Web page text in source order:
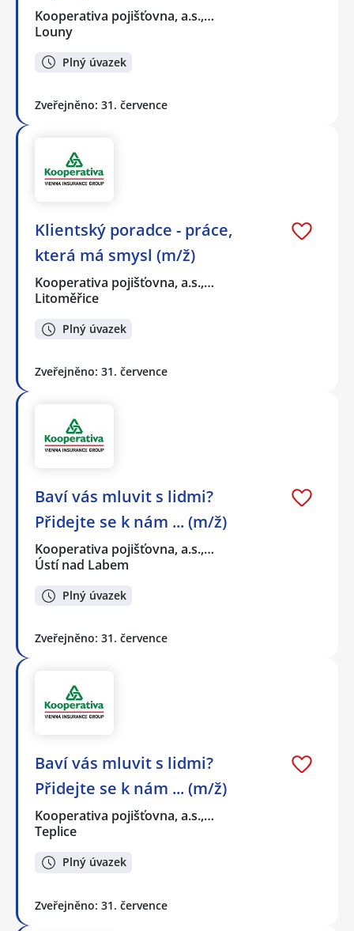
Kooperativa pojišťovna, a.s.,…
Louny
Plný úvazek
Zveřejněno: 31. července
Klientský poradce - práce,
která má smysl (m/ž)
Kooperativa pojišťovna, a.s.,…
Litoměřice
Plný úvazek
Zveřejněno: 31. července
Baví vás mluvit s lidmi?
Přidejte se k nám ... (m/ž)
Kooperativa pojišťovna, a.s.,…
Ústí nad Labem
Plný úvazek
Zveřejněno: 31. července
Baví vás mluvit s lidmi?
Přidejte se k nám ... (m/ž)
Kooperativa pojišťovna, a.s.,…
Teplice
Plný úvazek
Zveřejněno: 31. července